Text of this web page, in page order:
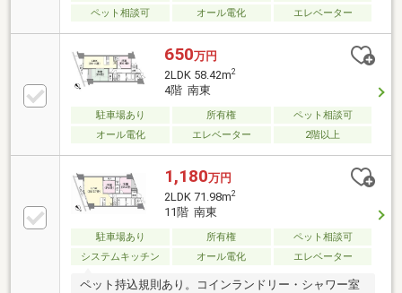
ペット相談可
オール電化 エレベーター
650万円
2LDK 58.42m2
4階 南東
駐車場あり 所有権
ペット相談可
オール電化
エレベーター 2階以上
1,180万円
2LDK 71.98m2
11階 南東
駐車場あり 所有権
ペット相談可
システムキッチン
オール電化 エレベーター
ペット持込規則あり。コインランドリー・シャワー室